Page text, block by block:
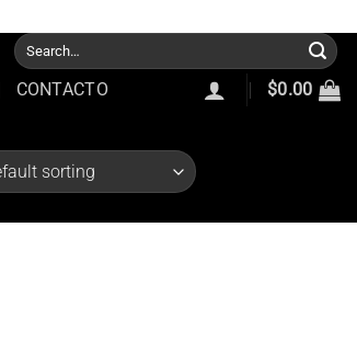
Search
for:
CONTACTO $0.00